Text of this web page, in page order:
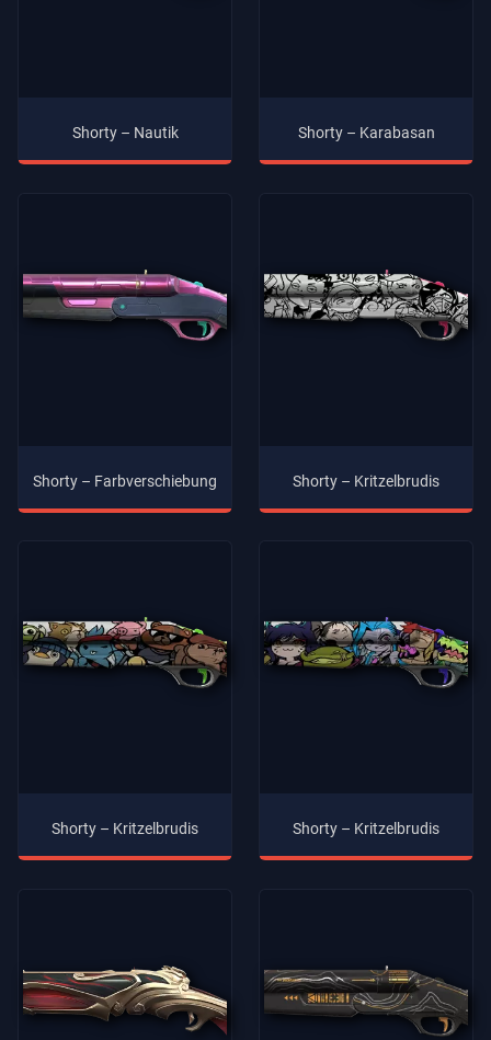
Shorty – Nautik Shorty – Karabasan
Shorty – Farbverschiebung Shorty – Kritzelbrudis
Shorty – Kritzelbrudis Shorty – Kritzelbrudis